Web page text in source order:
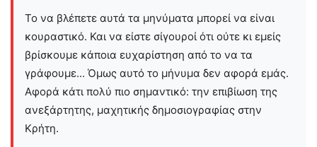
Το να βλέπετε αυτά τα μηνύματα μπορεί να είναι
κουραστικό. Και να είστε σίγουροί ότι ούτε κι εμείς
βρίσκουμε κάποια ευχαρίστηση από το να τα
γράφουμε... Όμως αυτό το μήνυμα δεν αφορά εμάς.
Αφορά κάτι πολύ πιο σημαντικό: την επιβίωση της
ανεξάρτητης, μαχητικής δημοσιογραφίας στην
Kρήτη.